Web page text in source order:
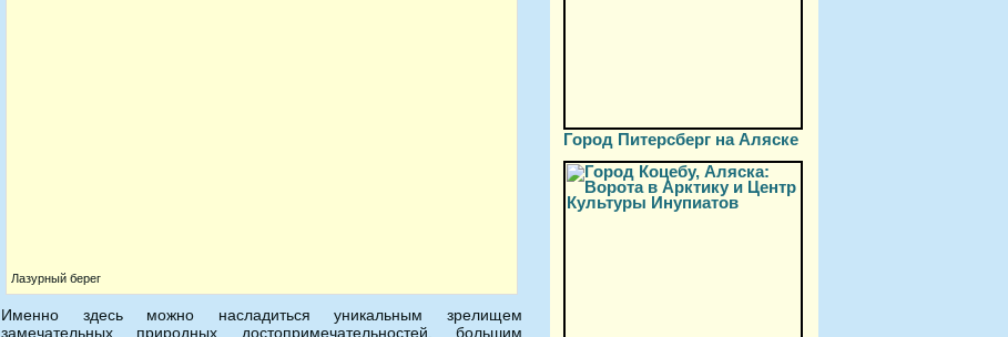
Лазурный берег
Именно здесь можно насладиться уникальным зрелищем
замечательных природных достопримечательностей, большим
Город Питерсберг на Аляске